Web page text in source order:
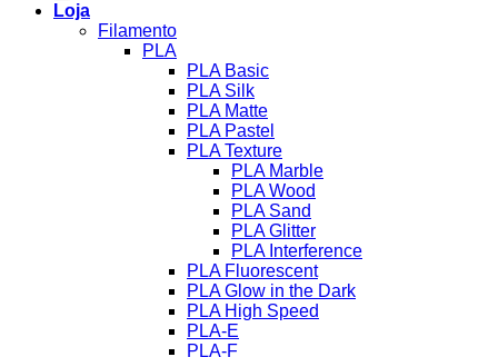
Loja
Filamento
PLA
PLA Basic
PLA Silk
PLA Matte
PLA Pastel
PLA Texture
PLA Marble
PLA Wood
PLA Sand
PLA Glitter
PLA Interference
PLA Fluorescent
PLA Glow in the Dark
PLA High Speed
PLA-E
PLA-F